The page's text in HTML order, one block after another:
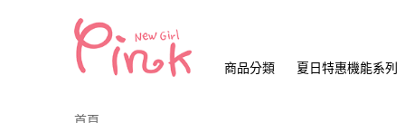
商品分類 夏日特惠機能系列